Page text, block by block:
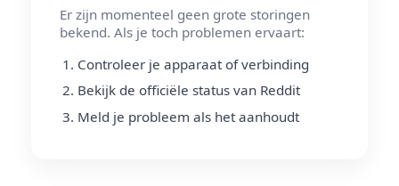
Er zijn momenteel geen grote storingen
bekend. Als je toch problemen ervaart:
Controleer je apparaat of verbinding
Bekijk de officiële status van Reddit
Meld je probleem als het aanhoudt